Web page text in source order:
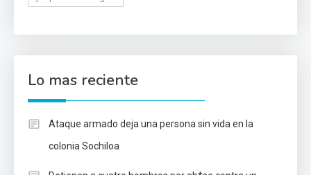
Lo mas reciente
Ataque armado deja una persona sin vida en la
colonia Sochiloa